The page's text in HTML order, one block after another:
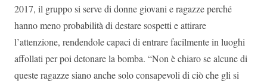
2017, il gruppo si serve di donne giovani e ragazze perché
hanno meno probabilità di destare sospetti e attirare
l’attenzione, rendendole capaci di entrare facilmente in luoghi
affollati per poi detonare la bomba. “Non è chiaro se alcune di
queste ragazze siano anche solo consapevoli di ciò che gli si